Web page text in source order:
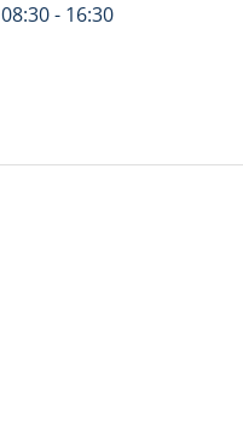
08:30 - 16:30